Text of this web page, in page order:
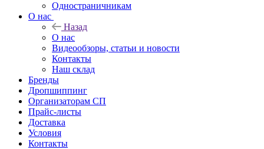
Одностраничникам
О нас
Назад
О нас
Видеообзоры, статьи и новости
Контакты
Наш склад
Бренды
Дропшиппинг
Организаторам СП
Прайс-листы
Доставка
Условия
Контакты